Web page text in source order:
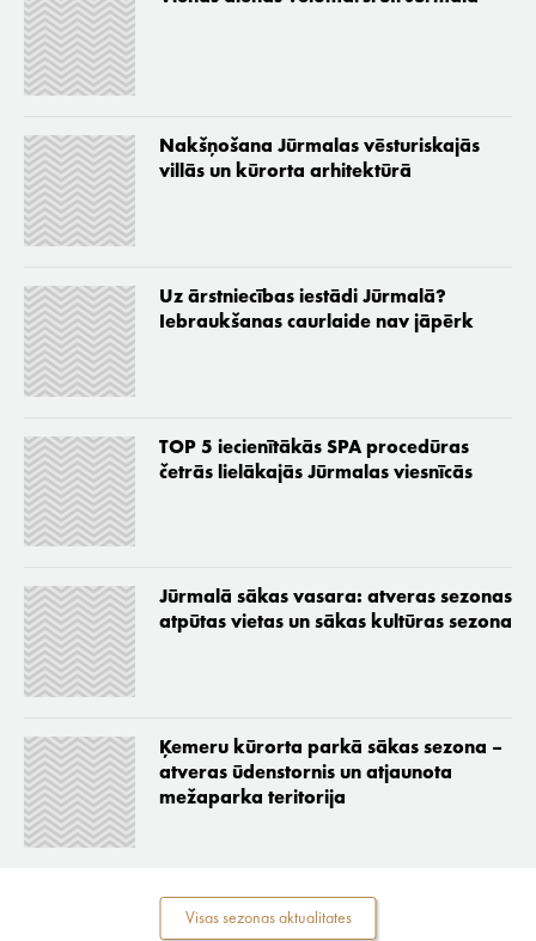
Nakšņošana Jūrmalas vēsturiskajās
villās un kūrorta arhitektūrā
Uz ārstniecības iestādi Jūrmalā?
Iebraukšanas caurlaide nav jāpērk
TOP 5 iecienītākās SPA procedūras
četrās lielākajās Jūrmalas viesnīcās
Jūrmalā sākas vasara: atveras sezonas
atpūtas vietas un sākas kultūras sezona
Ķemeru kūrorta parkā sākas sezona –
atveras ūdenstornis un atjaunota
mežaparka teritorija
Visas sezonas aktualitates